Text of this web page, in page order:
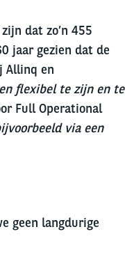
dat zo’n 455
jaar gezien dat de
Allinq en
flexibel te zijn en te
Full Operational
via een
geen langdurige